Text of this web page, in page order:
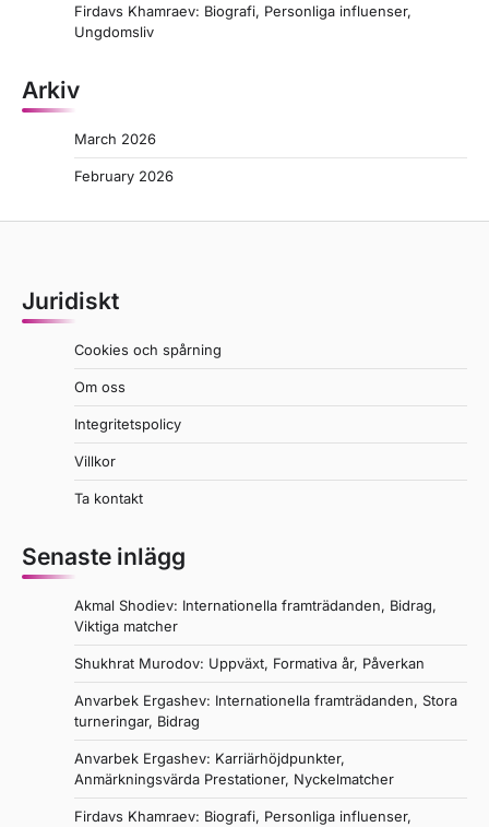
Firdavs Khamraev: Biografi, Personliga influenser,
Ungdomsliv
Arkiv
March 2026
February 2026
Juridiskt
Cookies och spårning
Om oss
Integritetspolicy
Villkor
Ta kontakt
Senaste inlägg
Akmal Shodiev: Internationella framträdanden, Bidrag,
Viktiga matcher
Shukhrat Murodov: Uppväxt, Formativa år, Påverkan
Anvarbek Ergashev: Internationella framträdanden, Stora
turneringar, Bidrag
Anvarbek Ergashev: Karriärhöjdpunkter,
Anmärkningsvärda Prestationer, Nyckelmatcher
Firdavs Khamraev: Biografi, Personliga influenser,